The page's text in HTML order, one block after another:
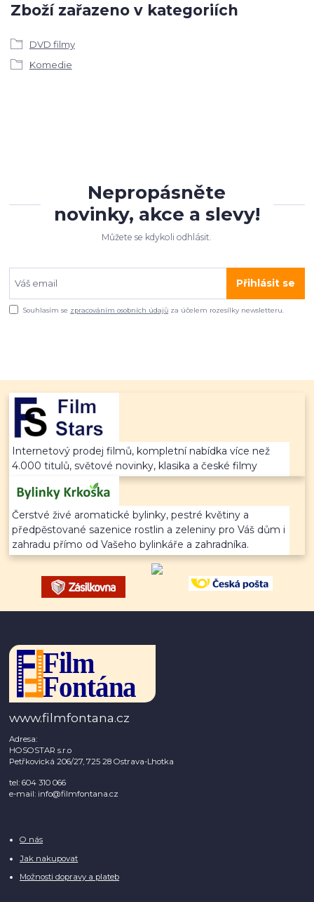
Zboží zařazeno v kategoriích
DVD filmy
Komedie
Nepropásněte
novinky, akce a slevy!
Můžete se kdykoli odhlásit.
Přihlásit se
Souhlasím se zpracováním osobních údajů za účelem rozesílky newsletteru.
Internetový prodej filmů, kompletní nabídka více než
4.000 titulů, světové novinky, klasika a české filmy
Čerstvé živé aromatické bylinky, pestré květiny a
předpěstované sazenice rostlin a zeleniny pro Váš dům i
zahradu přímo od Vašeho bylinkáře a zahradníka.
www.filmfontana.cz
Adresa:
HOSOSTAR s.r.o
Petřkovická 206/27, 725 28 Ostrava-Lhotka
tel: 604 310 066
e-mail: info@filmfontana.cz
O nás
Jak nakupovat
Možnosti dopravy a plateb